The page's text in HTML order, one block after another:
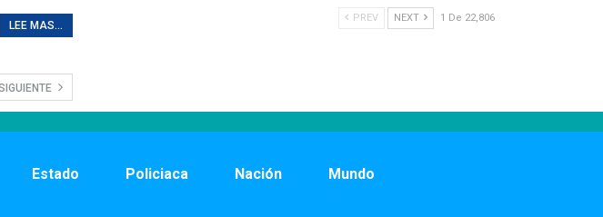
LEE MAS...
PREV NEXT 1 De 22,806
Estado Policiaca Nación Mundo